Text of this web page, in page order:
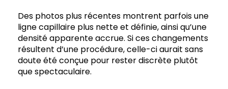
Des photos plus récentes montrent parfois une
ligne capillaire plus nette et définie, ainsi qu’une
densité apparente accrue. Si ces changements
résultent d’une procédure, celle-ci aurait sans
doute été conçue pour rester discrète plutôt
que spectaculaire.